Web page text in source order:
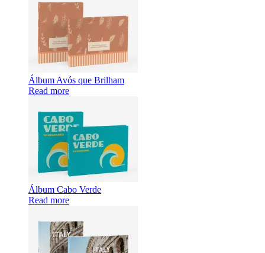
Álbum Avós que Brilham
Read more
Álbum Cabo Verde
Read more